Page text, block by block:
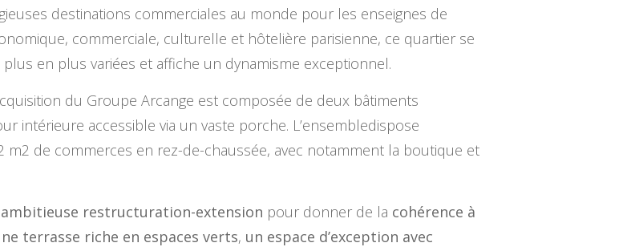
destinations commerciales au monde pour les enseignes de
commerciale, culturelle et hôtelière parisienne, ce quartier se
en plus variées et affiche un dynamisme exceptionnel.
du Groupe Arcange est composée de deux bâtiments
intérieure accessible via un vaste porche. L’ensembledispose
de commerces en rez-de-chaussée, avec notamment la boutique et
ambitieuse restructuration-extension pour donner de la cohérence à
terrasse riche en espaces verts, un espace d’exception avec